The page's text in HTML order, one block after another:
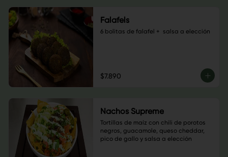
Falafels
6 bolitas de falafel +  salsa a elección
$7.890
Nachos Supreme
Tortillas de maíz con chili de porotos
negros, guacamole, queso cheddar,
pico de gallo y salsa a elección